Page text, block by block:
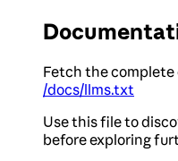
Fetch the
/docs/llms.txt
Use this file to
before exploring